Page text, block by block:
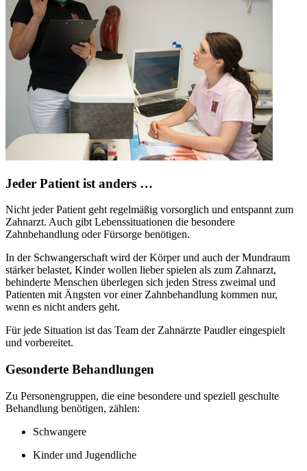
Jeder Patient ist anders …
Nicht jeder Patient geht regelmäßig vorsorglich und entspannt zum
Zahnarzt. Auch gibt Lebenssituationen die besondere
Zahnbehandlung oder Fürsorge benötigen.
In der Schwangerschaft wird der Körper und auch der Mundraum
stärker belastet, Kinder wollen lieber spielen als zum Zahnarzt,
behinderte Menschen überlegen sich jeden Stress zweimal und
Patienten mit Ängsten vor einer Zahnbehandlung kommen nur,
wenn es nicht anders geht.
Für jede Situation ist das Team der Zahnärzte Paudler eingespielt
und vorbereitet.
Gesonderte Behandlungen
Zu Personengruppen, die eine besondere und speziell geschulte
Behandlung benötigen, zählen:
Schwangere
Kinder und Jugendliche